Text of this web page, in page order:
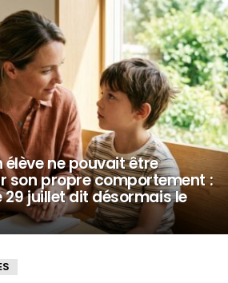
élève ne pouvait être
son propre comportement :
juillet dit désormais le